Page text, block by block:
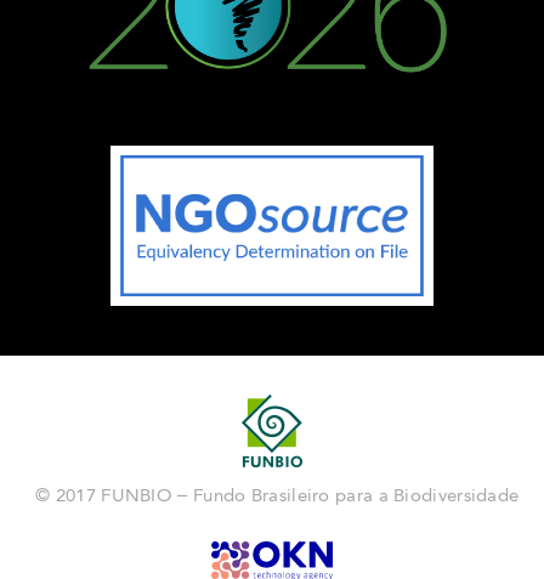
© 2017 FUNBIO – Fundo Brasileiro para a Biodiversidade